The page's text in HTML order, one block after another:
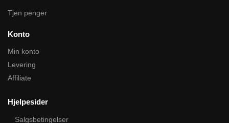
Tjen penger
Konto
Min konto
Levering
Affiliate
Hjelpesider
Salgsbetingelser